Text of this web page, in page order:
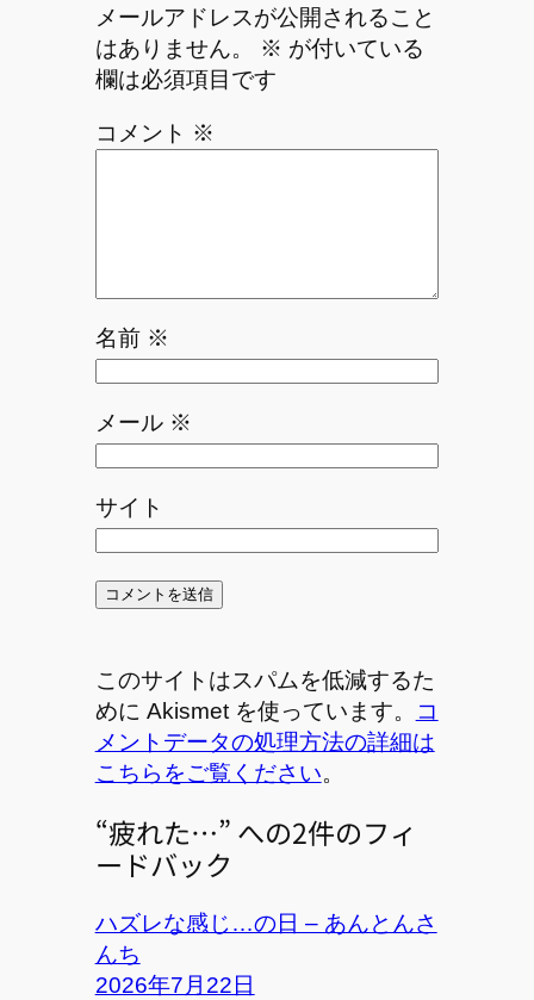
メールアドレスが公開されること
はありません。
※ が付いている
欄は必須項目です
コメント ※
名前 ※
メール ※
サイト
このサイトはスパムを低減するた
めに Akismet を使っています。
コ
メントデータの処理方法の詳細は
こちらをご覧ください。
“疲れた…” への2件のフィ
ードバック
ハズレな感じ…の日 – あんとんさ
んち
2026年7月22日